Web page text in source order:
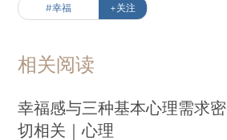
#幸福 +关注
相关阅读
幸福感与三种基本心理需求密
切相关｜心理